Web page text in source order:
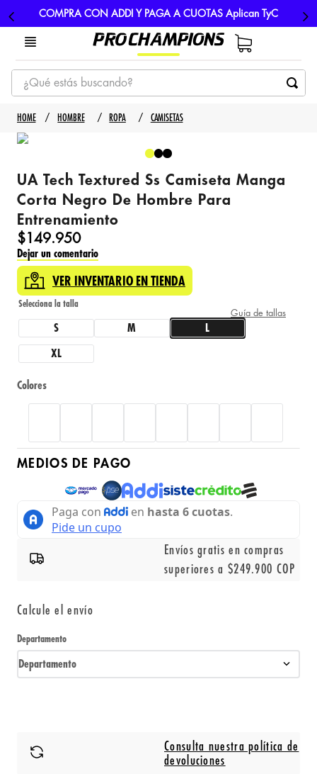
COMPRA CON ADDI Y PAGA A CUOTAS Aplican TyC
¿Qué estás buscando?
TÉRMINOS MÁS BUSCADOS
1
3. nike
4. guayos
5. gorras
HOMBRE ROPA CAMISETAS
UA Tech Textured Ss Camiseta Manga
Corta Negro De Hombre Para
Entrenamiento
$149.950
Dejar un comentario
VER INVENTARIO EN TIENDA
Guía de tallas
S M L
XL
Colores
MEDIOS DE PAGO
Envíos gratis en compras
superiores a $249.900 COP
Calcule el envío
Departamento
Departamento
Consulta nuestra política de
devoluciones